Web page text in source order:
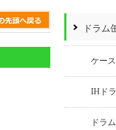
ドラム
ケー
IHド
ドラ